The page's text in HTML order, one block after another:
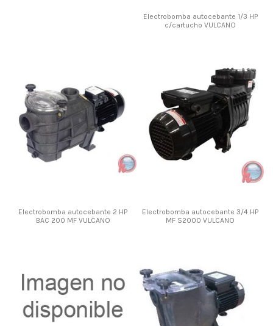
Electrobomba autocebante 1/3 HP
c/cartucho VULCANO
Electrobomba autocebante 2 HP
BAC 200 MF VULCANO
Electrobomba autocebante 3/4 HP
MF S2000 VULCANO